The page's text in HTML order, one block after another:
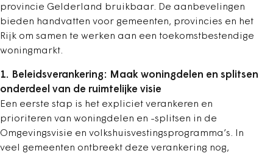
provincie Gelderland bruikbaar. De aanbevelingen
bieden handvatten voor gemeenten, provincies en het
Rijk om samen te werken aan een toekomstbestendige
woningmarkt.
1. Beleidsverankering: Maak woningdelen en splitsen
onderdeel van de ruimtelijke visie
Een eerste stap is het expliciet verankeren en
prioriteren van woningdelen en -splitsen in de
Omgevingsvisie en volkshuisvestingsprogramma’s. In
veel gemeenten ontbreekt deze verankering nog,